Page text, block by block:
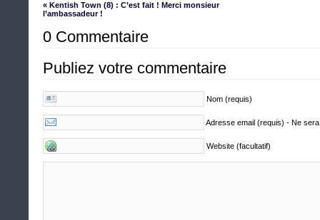
« Kentish Town (8) : C’est fait ! Merci monsieur
l’ambassadeur !
0 Commentaire
Publiez votre commentaire
Nom (requis)
Adresse email (requis) - Ne
Website (facultatif)